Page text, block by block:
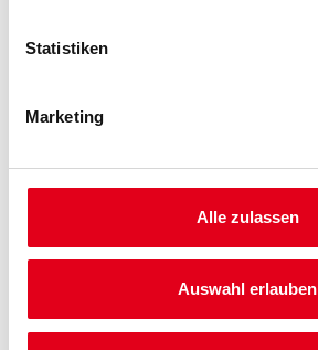
Statistiken
Marketing
Alle zulassen
Auswahl erlauben
Produkteigenschaft
- Vollkunstharzbindung
- Scharfkantiges Siliciumcarbid-Schleifkorn
- Fußbodenbearbeitung